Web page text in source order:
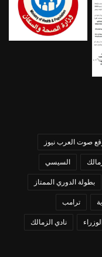
صوت العرب نيوز
السيسي
بطولة الدوري الممتاز
ترامب
نادي الزمالك